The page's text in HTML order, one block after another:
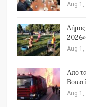
Aug 1,
Δήμος
Aug 1,
Από
Aug 1,